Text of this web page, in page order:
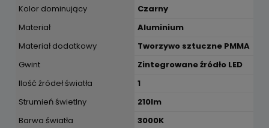
Kolor dominujący
Czarny
Materiał
Aluminium
Materiał dodatkowy
Tworzywo sztuczne PMMA
Gwint
Zintegrowane źródło LED
Ilość źródeł światła
1
Strumień świetlny
210lm
Barwa światła
3000K